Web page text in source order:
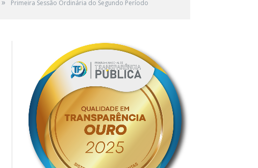
Primeira Sessão Ordinária do Segundo Período